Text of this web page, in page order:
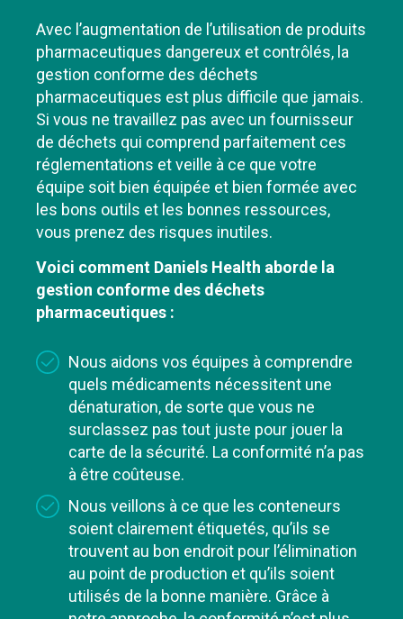
Avec l’augmentation de l’utilisation de produits
pharmaceutiques dangereux et contrôlés, la
gestion conforme des déchets
pharmaceutiques est plus difficile que jamais.
Si vous ne travaillez pas avec un fournisseur
de déchets qui comprend parfaitement ces
réglementations et veille à ce que votre
équipe soit bien équipée et bien formée avec
les bons outils et les bonnes ressources,
vous prenez des risques inutiles.
Voici comment Daniels Health aborde la
gestion conforme des déchets
pharmaceutiques :
Nous aidons vos équipes à comprendre
quels médicaments nécessitent une
dénaturation, de sorte que vous ne
surclassez pas tout juste pour jouer la
carte de la sécurité. La conformité n’a pas
à être coûteuse.
Nous veillons à ce que les conteneurs
soient clairement étiquetés, qu’ils se
trouvent au bon endroit pour l’élimination
au point de production et qu’ils soient
utilisés de la bonne manière. Grâce à